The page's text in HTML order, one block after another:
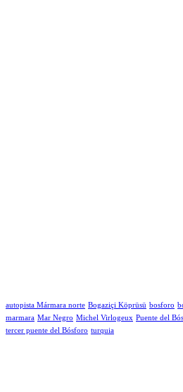
autopista Mármara norte Bogaziçi Köprüsü bosforo
marmara Mar Negro Michel Virlogeux Puente del
tercer puente del Bósforo turquia